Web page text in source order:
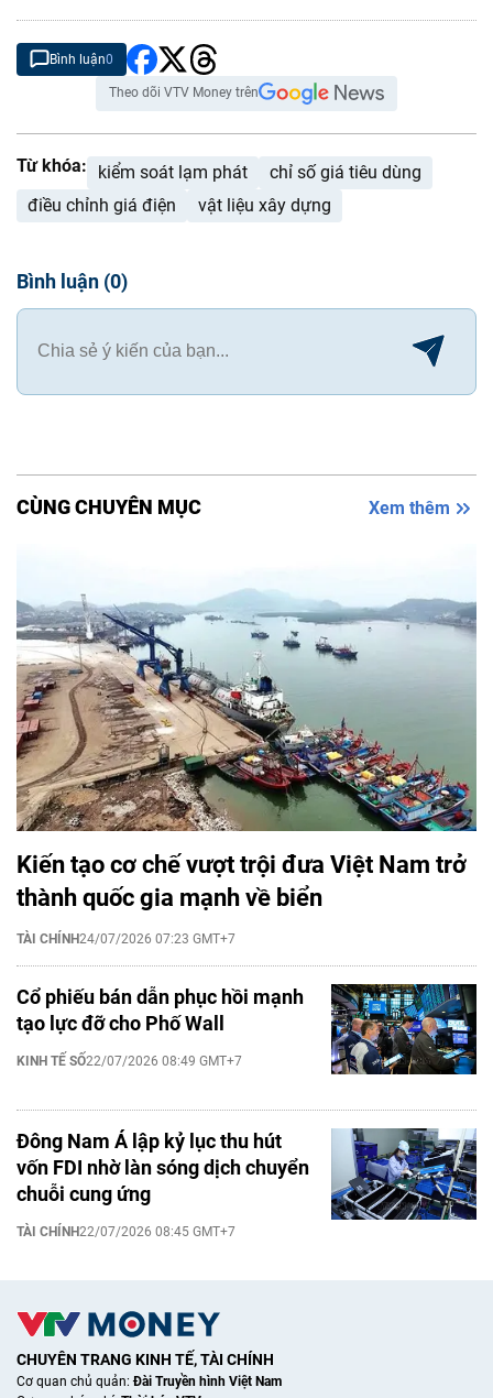
Bình luận0
Theo dõi VTV Money trên
Từ khóa: kiểm soát lạm phát
chỉ số giá tiêu dùng
điều chỉnh giá điện
vật liệu xây dựng
Bình luận (0)
CÙNG CHUYÊN MỤC Xem thêm
Kiến tạo cơ chế vượt trội đưa Việt Nam trở
thành quốc gia mạnh về biển
TÀI CHÍNH24/07/2026 07:23 GMT+7
Cổ phiếu bán dẫn phục hồi mạnh
tạo lực đỡ cho Phố Wall
KINH TẾ SỐ22/07/2026 08:49 GMT+7
Đông Nam Á lập kỷ lục thu hút
vốn FDI nhờ làn sóng dịch chuyển
chuỗi cung ứng
TÀI CHÍNH22/07/2026 08:45 GMT+7
CHUYÊN TRANG KINH TẾ, TÀI CHÍNH
Cơ quan chủ quản:Đài Truyền hình Việt Nam